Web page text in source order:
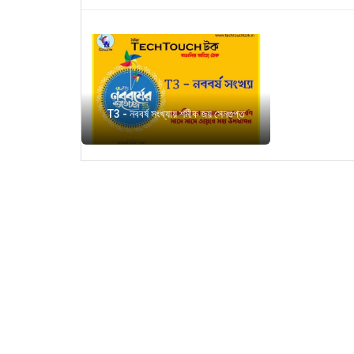
T3 - নববর্ষ সংখ্যায় শমীক জয় সেনগুপ্ত